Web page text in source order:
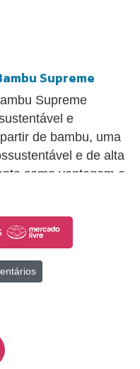
Supreme
Supreme
e
de bambu, uma
e de alta
como vantagem o
mais leve que
Além disso, o
o que
utilização. A peça
responsabilidade